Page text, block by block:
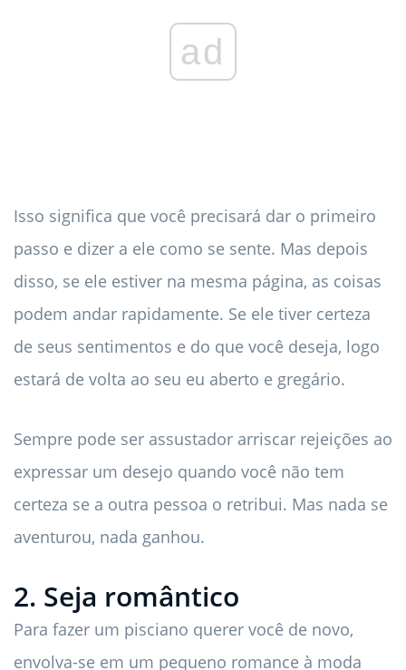
ad
Isso significa que você precisará dar o primeiro
passo e dizer a ele como se sente. Mas depois
disso, se ele estiver na mesma página, as coisas
podem andar rapidamente. Se ele tiver certeza
de seus sentimentos e do que você deseja, logo
estará de volta ao seu eu aberto e gregário.
Sempre pode ser assustador arriscar rejeições ao
expressar um desejo quando você não tem
certeza se a outra pessoa o retribui. Mas nada se
aventurou, nada ganhou.
2. Seja romântico
Para fazer um pisciano querer você de novo,
envolva-se em um pequeno romance à moda